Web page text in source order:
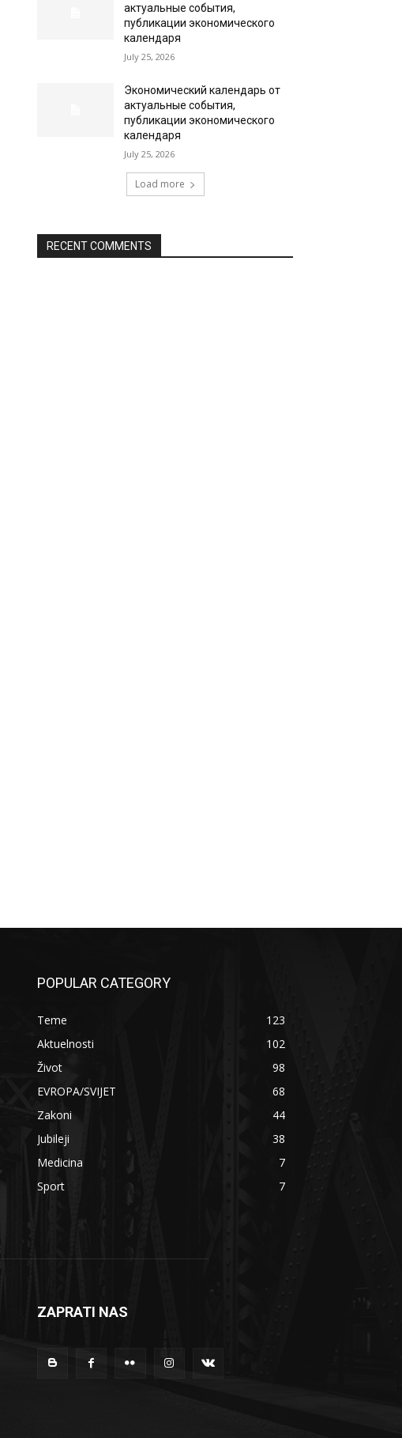
актуальные события,
публикации экономического
календаря
July 25, 2026
Экономический календарь от
актуальные события,
публикации экономического
календаря
July 25, 2026
Load more
RECENT COMMENTS
POPULAR CATEGORY
Teme
123
Aktuelnosti
102
Život
98
EVROPA/SVIJET
68
Zakoni
44
Jubileji
38
Medicina
7
Sport
7
ZAPRATI NAS